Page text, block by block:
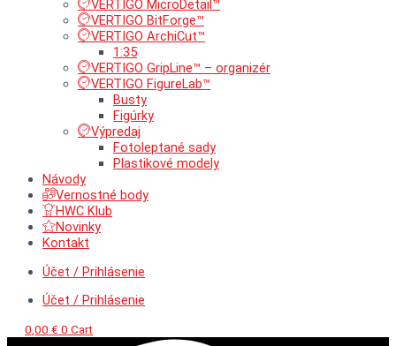
VERTIGO MicroDetail™
VERTIGO BitForge™
VERTIGO ArchiCut™
1:35
VERTIGO GripLine™ – organizér
VERTIGO FigureLab™
Busty
Figúrky
Výpredaj
Fotoleptané sady
Plastikové modely
Návody
Vernostné body
HWC Klub
Novinky
Kontakt
Účet / Prihlásenie
Účet / Prihlásenie
0,00 € 0 Cart